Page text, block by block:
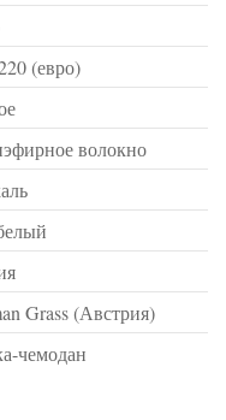
(евро)
волокно
Grass (Австрия)
чемодан